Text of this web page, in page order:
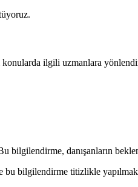
konularda ilgili uzmanlara
bilgilendirme, danışanların
bu bilgilendirme titizlikle